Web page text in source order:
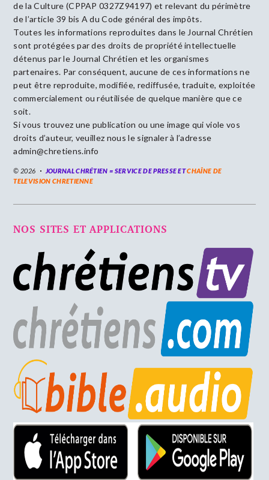
de la Culture (CPPAP 0327Z94197) et relevant du périmètre
de l’article 39 bis A du Code général des impôts.
Toutes les informations reproduites dans le Journal Chrétien
sont protégées par des droits de propriété intellectuelle
détenus par le Journal Chrétien et les organismes
partenaires. Par conséquent, aucune de ces informations ne
peut être reproduite, modifiée, rediffusée, traduite, exploitée
commercialement ou réutilisée de quelque manière que ce
soit.
Si vous trouvez une publication ou une image qui viole vos
droits d’auteur, veuillez nous le signaler à l’adresse
admin@chretiens.info
© 2026 JOURNAL CHRÉTIEN = SERVICE DE PRESSE ETCHAÎNE DE
TELEVISION CHRETIENNE
NOS SITES ET APPLICATIONS